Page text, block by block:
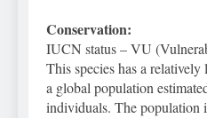
Conservation:
IUCN status – VU
This species has a relatively
a global population
individuals. The population